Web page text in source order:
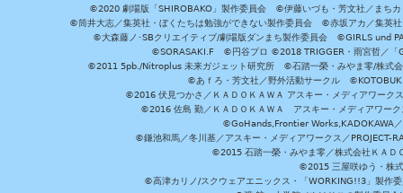
©2020 劇場版「SHIROBAKO」製作委員会 ©伊藤いづも・芳文社／まち
©筒井大志／集英社・ぼくたちは勉強ができない製作委員会 ©赤坂アカ／集英
©大森藤ノ･SBクリエイティブ/劇場版ダンまち製作委員会 ©GIRLS und
©SORASAKI.F ©円谷プロ ©2018 TRIGGER・雨宮哲／
©2011 5pb./Nitroplus 未来ガジェット研究所 ©石踏一榮・みやま零/株式
©あｆろ・芳文社／野外活動サークル
©2016 伏見つかさ／ＫＡＤＯＫＡＷＡ アスキー・メディアワー
©2016 佐島 勤／ＫＡＤＯＫＡＷＡ アスキー・メディアワ
©GoHands,Frontier Works,KADOKAWA
©鎌池和馬／冬川基／アスキー・メディアワークス／
©2015 石踏一榮・みやま零／株式会社ＫＡＤ
©2015 三屋咲ゆう・株
©高津カリノ/スクウェアエニックス・「WORKING!!3」製作